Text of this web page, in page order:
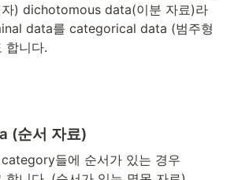
) dichotomous data(이분 자료)라
data를 categorical data (범주형
합니다.
(순서 자료)
들에 순서가 있는 경우